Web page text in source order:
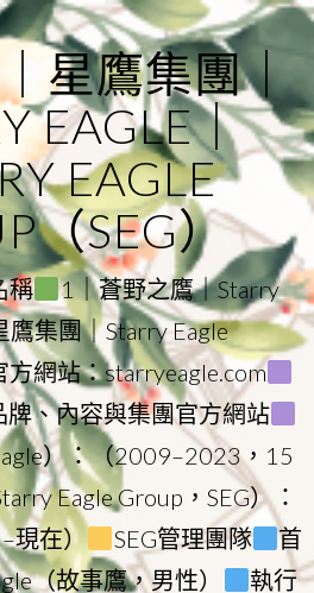
星鷹集團｜
EAGLE｜
EAGLE
（SEG）
稱
1｜蒼野之鷹｜Starry
鷹集團｜Starry Eagle
方網站：starryeagle.com
牌、內容與集團官方網站
）：（2009–2023，15
Eagle Group，SEG）：
現在）
SEG管理團隊
首
（故事鷹，男性）
執行